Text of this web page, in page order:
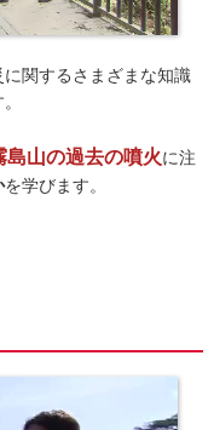
関するさまざまな知識
島山の過去の噴火に注
を学びます。